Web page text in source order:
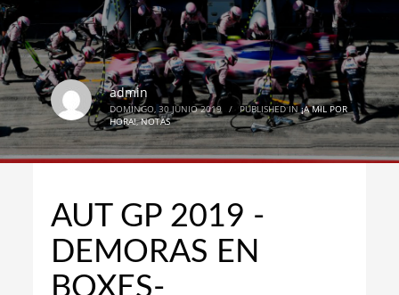
admin
DOMINGO, 30 JUNIO 2019 / PUBLISHED IN¡A MIL POR
HORA!,NOTAS
AUT GP 2019 -
DEMORAS EN
BOXES-